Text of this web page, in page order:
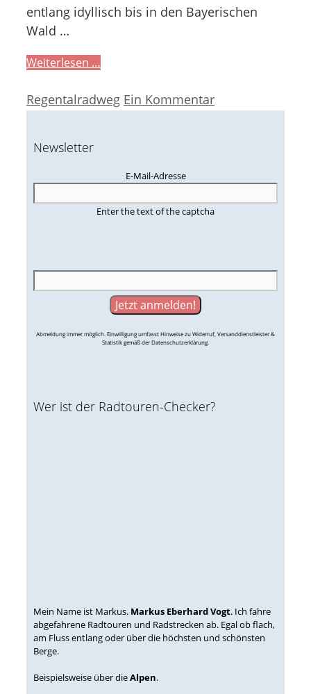
entlang idyllisch bis in den Bayerischen
Wald …
Weiterlesen …
Kategorien
Regentalradweg Ein Kommentar
Newsletter
E-Mail-Adresse
Enter the text of the captcha
Abmeldung immer möglich. Einwilligung umfasst Hinweise zu Widerruf, Versanddienstleister &
Statistik gemäß der Datenschutzerklärung.
Wer ist der Radtouren-Checker?
Mein Name ist Markus. Markus Eberhard Vogt. Ich fahre
abgefahrene Radtouren und Radstrecken ab. Egal ob flach,
am Fluss entlang oder über die höchsten und schönsten
Berge.
Beispielsweise über dieAlpen.